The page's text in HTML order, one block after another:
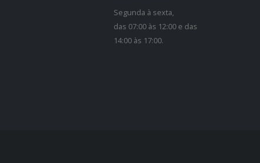
Segunda à sexta,
das 07:00 às 12:00 e das
14:00 às 17:00.